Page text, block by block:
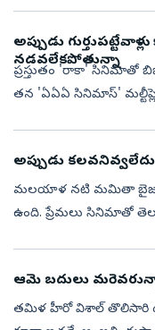
అప్పుడు
నడవలేకపోతున్నా
ప్రస్తుతం 'రాకా' సినిమాతో
తన 'ఏఏఏ సినిమాస్'
అప్పుడు
మలయాళ నటి మమితా బైజు
ఉంది. ప్రేమలు సినిమాతో
ఆమె బదులు
తమిళ హీరో విశాల్‌ తొలిసారి